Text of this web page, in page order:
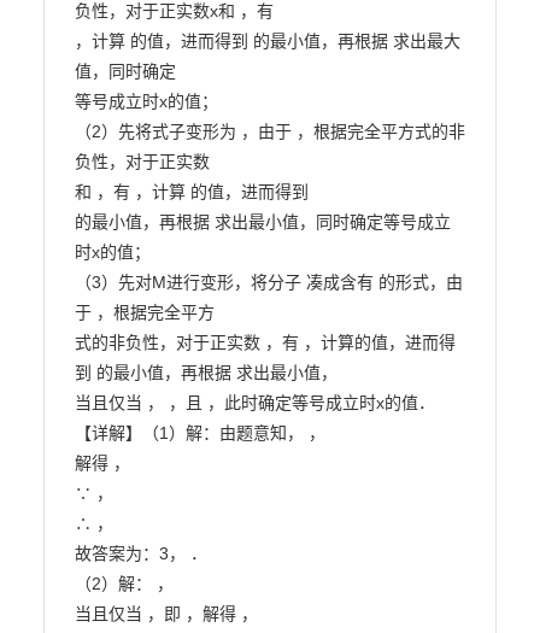
负性，对于正实数x和 ，有
，计算 的值，进而得到 的最小值，再根据 求出最大
值，同时确定
等号成立时x的值；
（2）先将式子变形为 ，由于 ，根据完全平方式的非
负性，对于正实数
和 ，有 ，计算 的值，进而得到
的最小值，再根据 求出最小值，同时确定等号成立
时x的值；
（3）先对M进行变形，将分子 凑成含有 的形式，由
于 ，根据完全平方
式的非负性，对于正实数 ，有 ，计算的值，进而得
到 的最小值，再根据 求出最小值，
当且仅当 ， ，且 ，此时确定等号成立时x的值．
【详解】（1）解：由题意知， ，
解得 ，
∵ ，
∴ ，
故答案为：3， ．
（2）解： ，
当且仅当 ，即 ，解得 ，